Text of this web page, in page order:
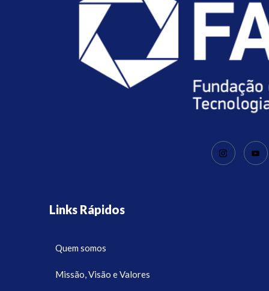
Links Rápidos
Quem somos
Missão, Visão e Valores